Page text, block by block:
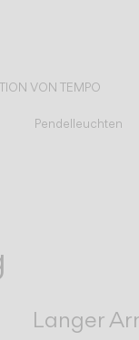
VON TEMPO
Pendelleuchten
Langer